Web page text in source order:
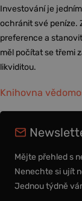
Investování je
ochránit své peníze.
preference a
měl počítat se třemi
likviditou.
Knihovna
Mějte přehled s
Nenechte si ujít
Jednou týdně